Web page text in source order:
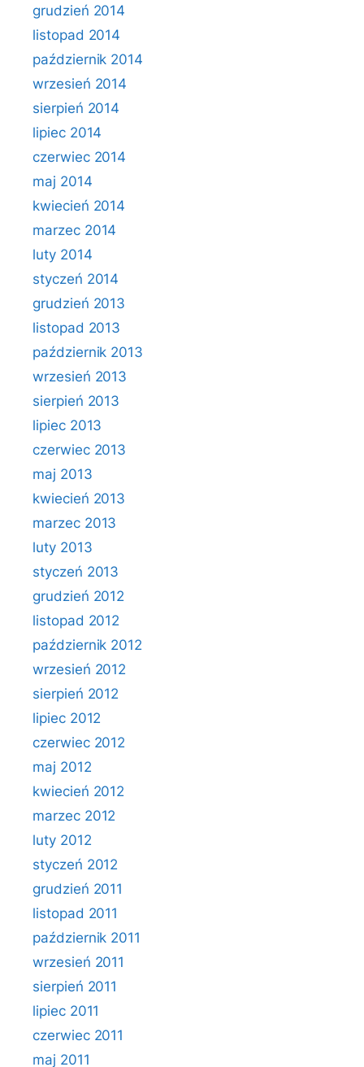
grudzień 2014
listopad 2014
październik 2014
wrzesień 2014
sierpień 2014
lipiec 2014
czerwiec 2014
maj 2014
kwiecień 2014
marzec 2014
luty 2014
styczeń 2014
grudzień 2013
listopad 2013
październik 2013
wrzesień 2013
sierpień 2013
lipiec 2013
czerwiec 2013
maj 2013
kwiecień 2013
marzec 2013
luty 2013
styczeń 2013
grudzień 2012
listopad 2012
październik 2012
wrzesień 2012
sierpień 2012
lipiec 2012
czerwiec 2012
maj 2012
kwiecień 2012
marzec 2012
luty 2012
styczeń 2012
grudzień 2011
listopad 2011
październik 2011
wrzesień 2011
sierpień 2011
lipiec 2011
czerwiec 2011
maj 2011